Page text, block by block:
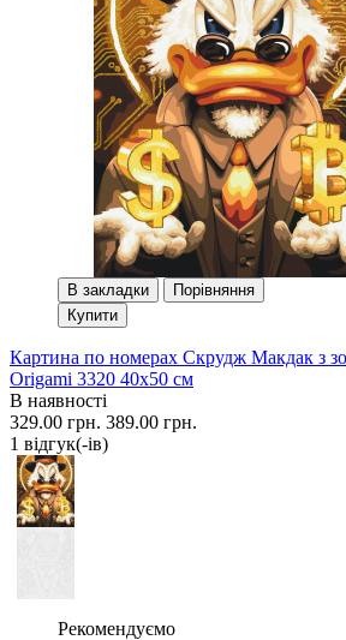
В закладки
Порівняння
Купити
Картина по номерах Скрудж Макдак з
Origami 3320 40x50 см
В наявності
329.00 грн. 389.00 грн.
1 вiдгук(-iв)
Рекомендуємо